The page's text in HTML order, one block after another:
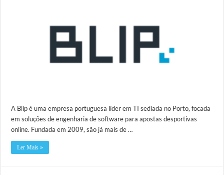
A Blip é uma empresa portuguesa líder em TI sediada no Porto, focada
em soluções de engenharia de software para apostas desportivas
online. Fundada em 2009, são já mais de …
Ler Mais »